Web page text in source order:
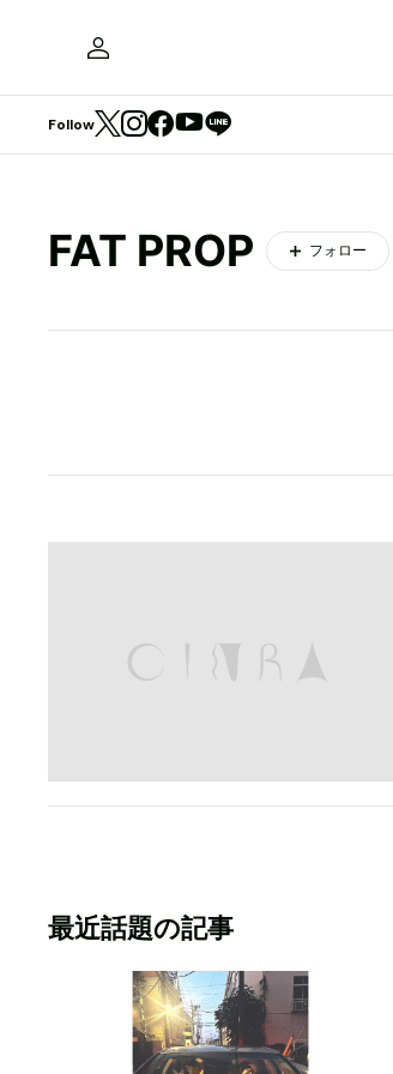
Follow
FAT PROP フォロー
最近話題の記事